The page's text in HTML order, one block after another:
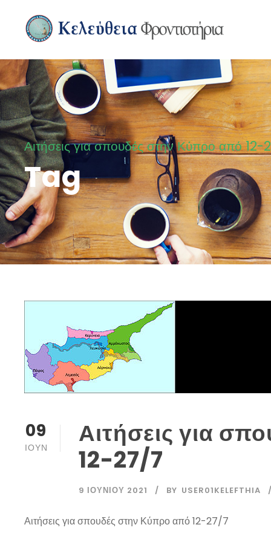
Αιτήσεις για σπουδές στην Κύπρο από
Tag
09
ΙΟΎΝ
Αιτήσεις για
12-27/7
9 ΙΟΥΝΊΟΥ 2021 BY USER01KELEFTHIA
Αιτήσεις για σπουδές στην Κύπρο από 12-27/7